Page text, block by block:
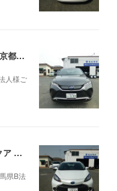
格安レンタカー トヨタ ハリアー 東京都L法人様ご利用事例(2026.07.08)
人様ご
ハイブリッド車格安レンタカー アクア 群馬県B法人様ご利用事例(2026.06.30)
県B法